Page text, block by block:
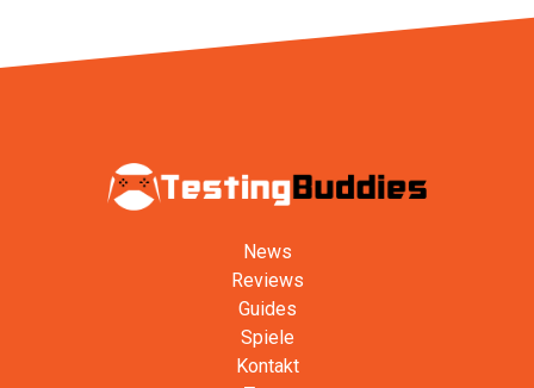
News
Reviews
Guides
Spiele
Kontakt